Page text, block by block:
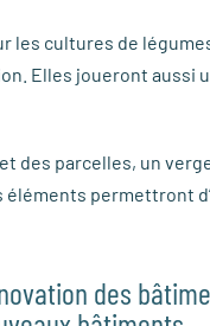
les cultures de
Elles joueront
parcelles, un
permettront
des